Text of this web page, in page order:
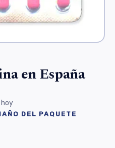
en España
DEL PAQUETE